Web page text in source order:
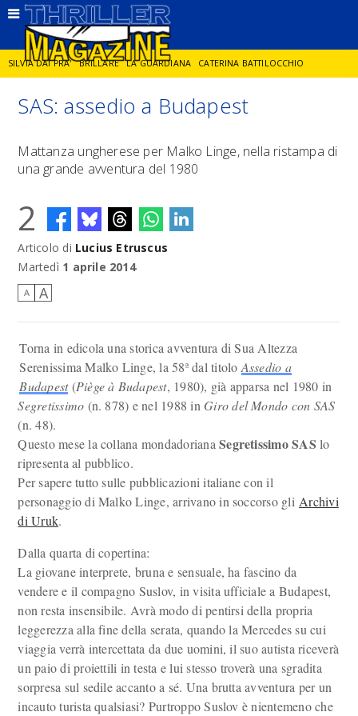
SILVIA DAI PRA' BRILLARE LA GUARDIANA CATERINA BATTILOCCHIO
JORGE DIAZ LA SPIA DELITTO IN CORNICE GIANCARLO DE CATALDO
DIEGO ZANDEL GLI ANNI DI PIETRA
SAS: assedio a Budapest
Mattanza ungherese per Malko Linge, nella ristampa di
una grande avventura del 1980
2
Articolo di Lucius Etruscus
Martedì 1 aprile 2014
A A
Torna in edicola una storica avventura di Sua Altezza
Serenissima Malko Linge, la 58ª dal titolo Assedio a
Budapest(Piège à Budapest, 1980), già apparsa nel 1980 in
Segretissimo (n. 878) e nel 1988 in Giro del Mondo con SAS
(n. 48).
Questo mese la collana mondadorianaSegretissimo SAS lo
ripresenta al pubblico.
Per sapere tutto sulle pubblicazioni italiane con il
personaggio di Malko Linge, arrivano in soccorso gli Archivi
di Uruk.
Dalla quarta di copertina:
La giovane interprete, bruna e sensuale, ha fascino da
vendere e il compagno Suslov, in visita ufficiale a Budapest,
non resta insensibile. Avrà modo di pentirsi della propria
leggerezza alla fine della serata, quando la Mercedes su cui
viaggia verrà intercettata da due uomini, il suo autista riceverà
un paio di proiettili in testa e lui stesso troverà una sgradita
sorpresa sul sedile accanto a sé. Una brutta avventura per un
incauto turista qualsiasi? Purtroppo Suslov è nientemeno che